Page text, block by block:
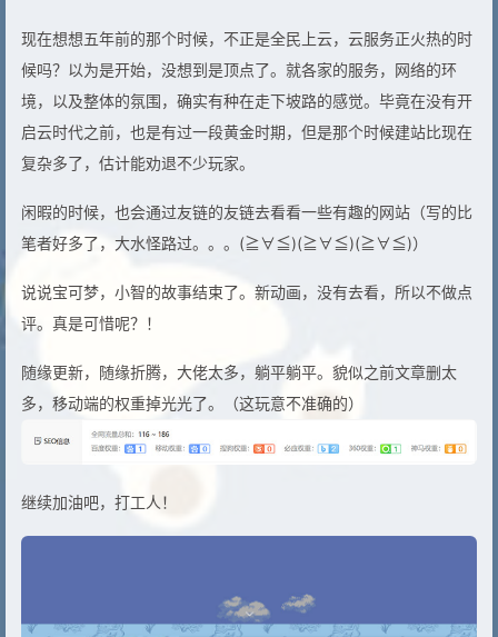
现在想想五年前的那个时候，不正是全民上云，云服务正火热的时
候吗？以为是开始，没想到是顶点了。就各家的服务，网络的环
境，以及整体的氛围，确实有种在走下坡路的感觉。毕竟在没有开
启云时代之前，也是有过一段黄金时期，但是那个时候建站比现在
复杂多了，估计能劝退不少玩家。
闲暇的时候，也会通过友链的友链去看看一些有趣的网站（写的比
笔者好多了，大水怪路过。。。(≧∀≦)(≧∀≦)(≧∀≦)）
说说宝可梦，小智的故事结束了。新动画，没有去看，所以不做点
评。真是可惜呢？！
随缘更新，随缘折腾，大佬太多，躺平躺平。貌似之前文章删太
多，移动端的权重掉光光了。（这玩意不准确的）
继续加油吧，打工人！